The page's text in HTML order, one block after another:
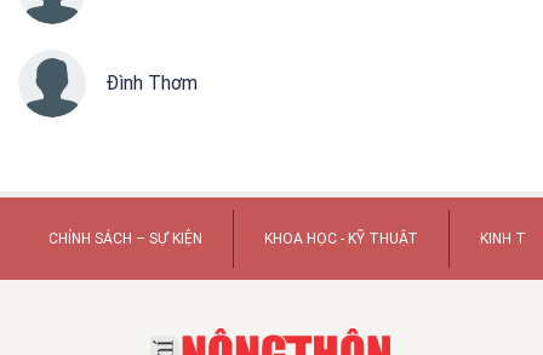
Đình Thơm
CHÍNH SÁCH – SỰ KIỆN KHOA HỌC - KỸ THUẬT KINH TẾ